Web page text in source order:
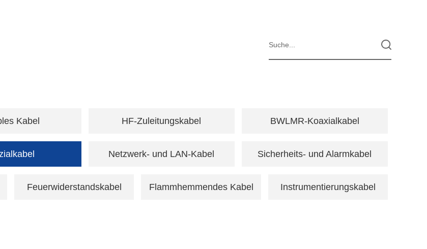
Kabel HF-Zuleitungskabel BWLMR-Koaxialkabel
Netzwerk- und LAN-Kabel Sicherheits- und Alarmkabel
Feuerwiderstandskabel Flammhemmendes Kabel Instrumentierungskabel